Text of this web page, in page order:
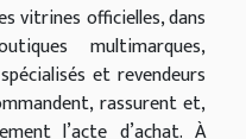
vitrines officielles, dans
multimarques,
et revendeurs
rassurent et,
l’acte d’achat. À